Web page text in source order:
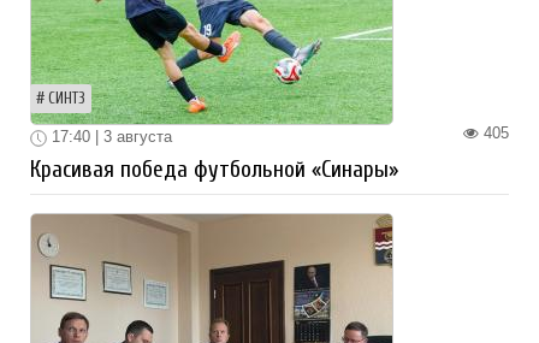
СИНТЗ
405
17:40 | 3 августа
Красивая победа футбольной «Синары»